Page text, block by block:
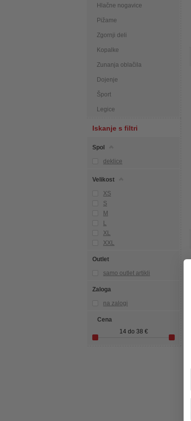
Hlačne nogavice
Pižame
Zgornji deli
Kopalke
Zunanja oblačila
Dojenje
Šport
Legice
Iskanje s filtri
Spol
deklice
Velikost
XS
S
M
L
XL
XXL
Outlet
samo outlet artikli
Zaloga
na zalogi
Cena
14do 38 €